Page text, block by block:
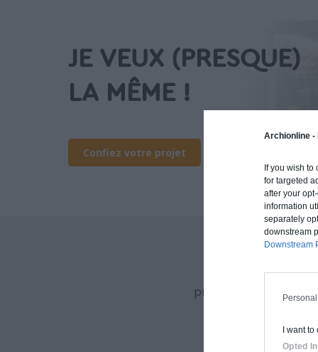
Archionline -
If you wish to
for targeted
after your
information
separately
downstream
Downstream
I want to
Opted In
JE VEUX (PRESQUE)
LA MÊME !
Confiez votre projet
Archionline vous
procédé constructif